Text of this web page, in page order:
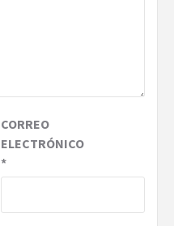
CORREO
ELECTRÓNICO
*